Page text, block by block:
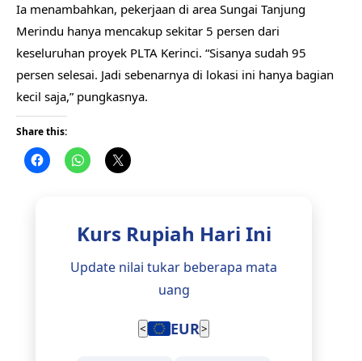
Ia menambahkan, pekerjaan di area Sungai Tanjung
Merindu hanya mencakup sekitar 5 persen dari
keseluruhan proyek PLTA Kerinci. “Sisanya sudah 95
persen selesai. Jadi sebenarnya di lokasi ini hanya bagian
kecil saja,” pungkasnya.
Share this:
Kurs Rupiah Hari Ini
Update nilai tukar beberapa mata
uang
< EUR>